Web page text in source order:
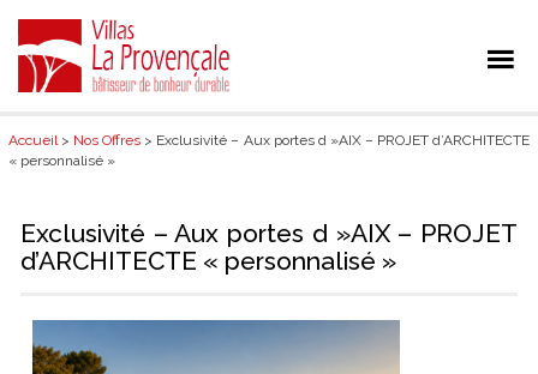
Accueil> Nos Offres > Exclusivité – Aux portes d »AIX – PROJET d’ARCHITECTE
« personnalisé »
Exclusivité – Aux portes d »AIX – PROJET
d’ARCHITECTE « personnalisé »